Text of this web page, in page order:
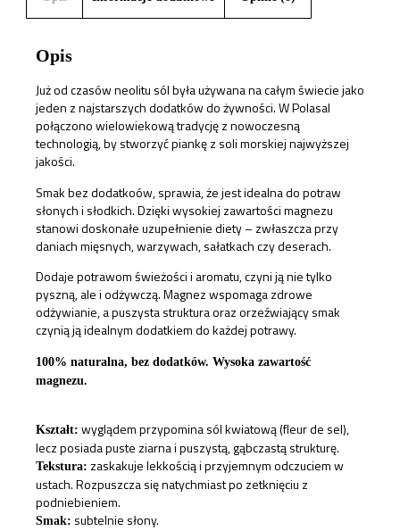
Opis
Już od czasów neolitu sól była używana na całym świecie jako
jeden z najstarszych dodatków do żywności. W Polasal
połączono wielowiekową tradycję z nowoczesną
technologią, by stworzyć piankę z soli morskiej najwyższej
jakości.
Smak bez dodatkoów, sprawia, że jest idealna do potraw
słonych i słodkich. Dzięki wysokiej zawartości magnezu
stanowi doskonałe uzupełnienie diety – zwłaszcza przy
daniach mięsnych, warzywach, sałatkach czy deserach.
Dodaje potrawom świeżości i aromatu, czyni ją nie tylko
pyszną, ale i odżywczą. Magnez wspomaga zdrowe
odżywianie, a puszysta struktura oraz orzeźwiający smak
czynią ją idealnym dodatkiem do każdej potrawy.
100% naturalna, bez dodatków. Wysoka zawartość
magnezu.
Kształt: wyglądem przypomina sól kwiatową (fleur de sel),
lecz posiada puste ziarna i puszystą, gąbczastą strukturę.
Tekstura: zaskakuje lekkością i przyjemnym odczuciem w
ustach. Rozpuszcza się natychmiast po zetknięciu z
podniebieniem.
Smak: subtelnie słony.